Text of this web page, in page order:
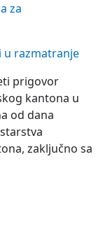
za
u razmatranje
prigovor
kantona u
od dana
zaključno sa